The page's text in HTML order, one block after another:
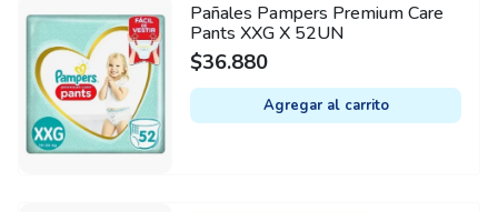
Pañales Pampers Premium Care
Pants XXG X 52UN
$36.880
Agregar al carrito